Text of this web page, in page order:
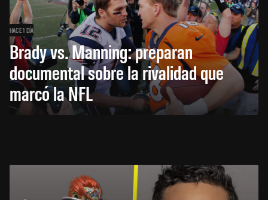
HACE 1 DÍA
Brady vs. Manning: preparan
documental sobre la rivalidad que
marcó la NFL